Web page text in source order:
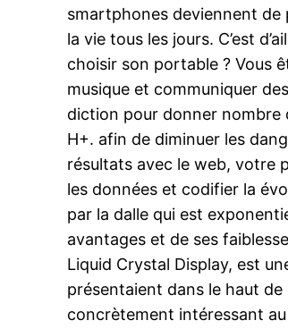
smartphones deviennent de
la vie tous les jours. C’est
choisir son portable ? Vous
musique et communiquer
diction pour donner nombre
H+. afin de diminuer les
résultats avec le web, votre
les données et codifier la
par la dalle qui est
avantages et de ses
Liquid Crystal Display, est
présentaient dans le haut de
concrètement intéressant